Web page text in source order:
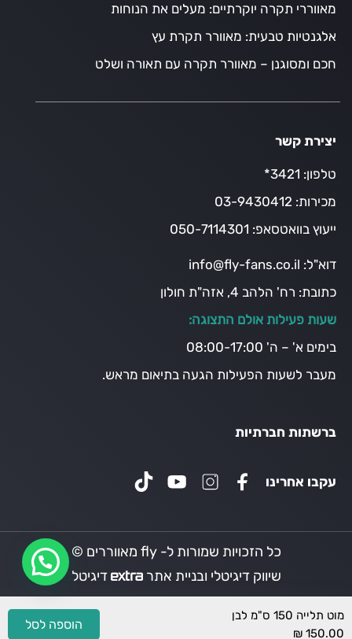
מוט תלייה 150 ס"מ לבן
150.00
₪
הוספה לסל
מאווררי תקרה יוקרתיים: מעלים את הנוחות
אלגנטיות טבעית: מאוורר תקרת עץ
חכם ומסוגנן – מאוורר תקרה עם תאורה ושלט
יצירת קשר
טלפון: 3421*
מכירות: 03-9430412
ייעוץ בוואטסאפ: 050-7114301
דוא"ל: info@fly-fans.co.il
כתובת: רח' הלהב 4, אזה"ת חולון
שעות פעילות אולם התצוגה:
בימים א' – ה' 08:00-17:00
מעבר לשעות הפעילות הגעה בתיאום מראש.
ברשתות חברתיות
עקבו אחרינו
כל הזכויות שמורות ל- fly מאווררים ©
שיווק דיגיטלי ובניית אתר
דיגיטל